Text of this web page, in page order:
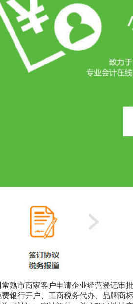
常熟市商家客户申请企业经营登记审
费银行开户、工商税务代办、品牌商